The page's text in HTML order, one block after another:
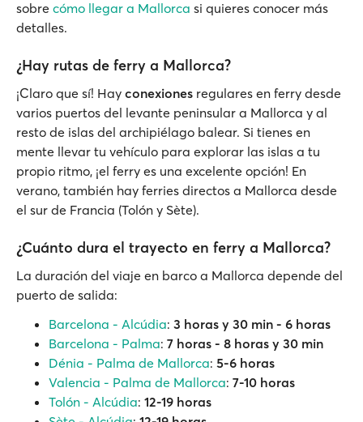
sobre cómo llegar a Mallorca si quieres conocer más
detalles.
¿Hay rutas de ferry a Mallorca?
¡Claro que sí! Hay conexiones regulares en ferry desde
varios puertos del levante peninsular a Mallorca y al
resto de islas del archipiélago balear. Si tienes en
mente llevar tu vehículo para explorar las islas a tu
propio ritmo, ¡el ferry es una excelente opción! En
verano, también hay ferries directos a Mallorca desde
el sur de Francia (Tolón y Sète).
¿Cuánto dura el trayecto en ferry a Mallorca?
La duración del viaje en barco a Mallorca depende del
puerto de salida:
Barcelona - Alcúdia: 3 horas y 30 min - 6 horas
Barcelona - Palma: 7 horas - 8 horas y 30 min
Dénia - Palma de Mallorca: 5-6 horas
Valencia - Palma de Mallorca: 7-10 horas
Tolón - Alcúdia: 12-19 horas